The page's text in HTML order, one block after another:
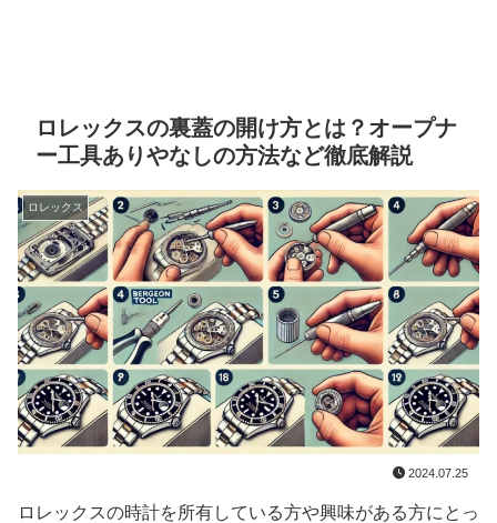
ロレックスの裏蓋の開け方とは？オープナ
ー工具ありやなしの方法など徹底解説
ロレックス
2024.07.25
ロレックスの時計を所有している方や興味がある方にとっ